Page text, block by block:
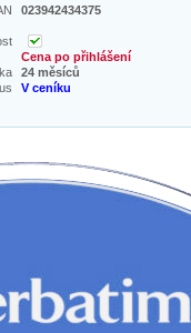
023942434375
Cena po přihlášení
24 měsíců
V ceníku